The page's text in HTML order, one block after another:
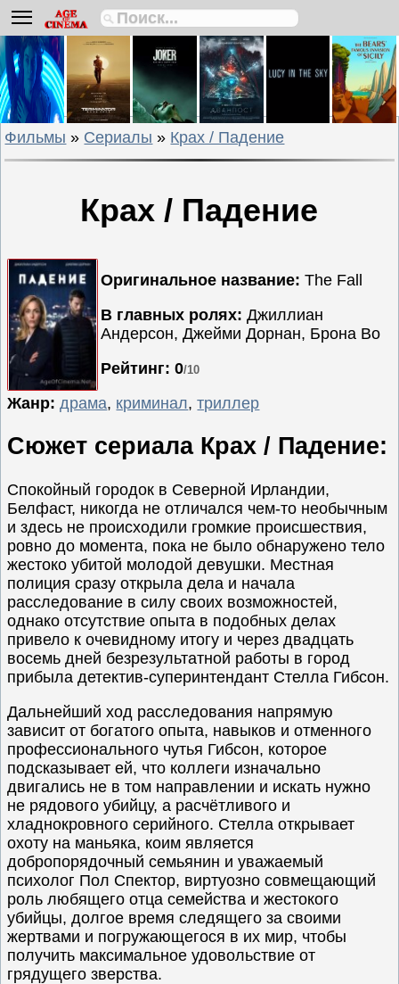
Биографии
Боевики
Вестерны
Военные
Детективы
Драмы
Мелодрамы
Мультфильмы
Мюзиклы
Приключения
Русские
фильмы
Сериалы
Триллеры
Ужасы
Фантастика
Фэнтези
Ожидаемые
Новинки
кино
Фильмы » Сериалы » Крах / Падение
Крах / Падение
Оригинальное название: The Fall
В главных ролях: Джиллиан
Андерсон, Джейми Дорнан, Брона Во
Рейтинг: 0/10
Жанр: драма, криминал,триллер
Сюжет сериала Крах / Падение:
Спокойный городок в Северной Ирландии,
Белфаст, никогда не отличался чем-то необычным
и здесь не происходили громкие происшествия,
ровно до момента, пока не было обнаружено тело
жестоко убитой молодой девушки. Местная
полиция сразу открыла дела и начала
расследование в силу своих возможностей,
однако отсутствие опыта в подобных делах
привело к очевидному итогу и через двадцать
восемь дней безрезультатной работы в город
прибыла детектив-суперинтендант Стелла Гибсон.
Дальнейший ход расследования напрямую
зависит от богатого опыта, навыков и отменного
профессионального чутья Гибсон, которое
подсказывает ей, что коллеги изначально
двигались не в том направлении и искать нужно
не рядового убийцу, а расчётливого и
хладнокровного серийного. Стелла открывает
охоту на маньяка, коим является
добропорядочный семьянин и уважаемый
психолог Пол Спектор, виртуозно совмещающий
роль любящего отца семейства и жестокого
убийцы, долгое время следящего за своими
жертвами и погружающегося в их мир, чтобы
получить максимальное удовольствие от
грядущего зверства.